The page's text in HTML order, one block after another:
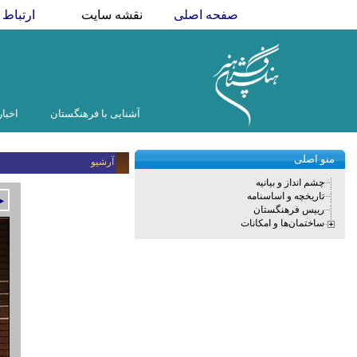
صفحه اصلی نقشه سایت
آشنایی با فرهنگستان
آرشیو منو اصلی
چشم انداز و بیانیه
تاریخچه و اساسنامه
رییس فرهنگستان
ساختمان‌ها و امکانات